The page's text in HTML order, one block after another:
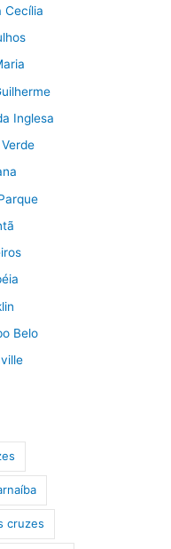
Cecília
Inglesa
Belo
cruzes